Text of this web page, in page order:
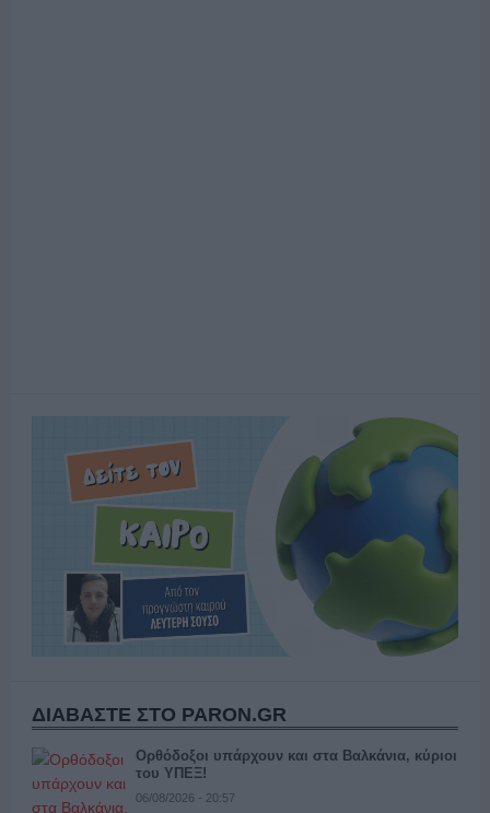
ΔΙΑΒΑΣΤΕ ΣΤΟ PARON.GR
Ορθόδοξοι υπάρχουν και στα Βαλκάνια, κύριοι
του ΥΠΕΞ!
06/08/2026 - 20:57